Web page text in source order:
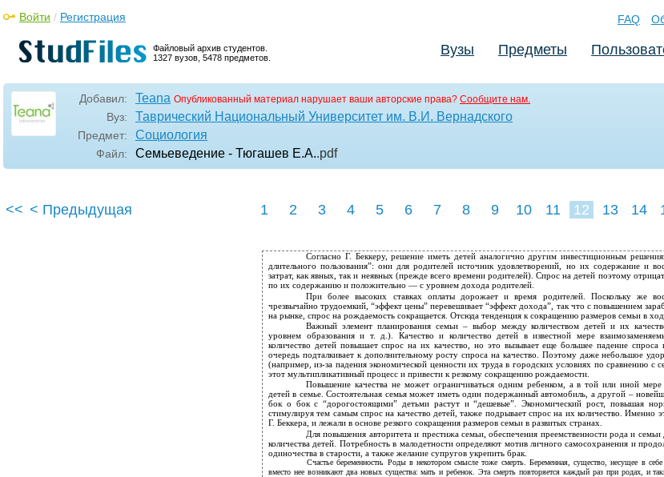
Файловый архив студентов.
1327 вузов, 5478 предметов.
Войти / Регистрация FAQ
Вузы Предметы
Добавил: Teana Опубликованный материал нарушает ваши авторские права? Сообщите нам.
Вуз: Таврический Национальный Университет им. В.И. Вернадского
Предмет: Социология
Файл: Семьеведение - Тюгашев Е.А..pdf
<< < Предыдущая 1 2 3 4 5 6 7 8 9 10 11 12 13 14
Согласно Г. Беккеру, решение иметь детей аналогично другим инвестиционным
длительного пользования”: они для родителей источник удовлетворений, но их содержание и
затрат, как явных, так и неявных (прежде всего времени родителей). Спрос на детей поэтому
по их содержанию и положительно — с уровнем дохода родителей.
При более высоких ставках оплаты дорожает и время родителей. Поскольку же
чрезвычайно трудоемкий, “эффект цены” перевешивает “эффект дохода”, так что с повышением
на рынке, спрос на рождаемость сокращается. Отсюда тенденция к сокращению размеров семьи в
Важный элемент планирования семьи – выбор между количеством детей и их
уровнем образования и т. д.). Качество и количество детей в известной мере
количество детей повышает спрос на их качество, но это вызывает еще большее падение спроса
очередь подталкивает к дополнительному росту спроса на качество. Поэтому даже небольшое
(например, из-за падения экономической ценности их труда в городских условиях по сравнению с
этот мультипликативный процесс и привести к резкому сокращению рождаемости.
Повышение качества не может ограничиваться одним ребенком, а в той или иной мере
детей в семье. Состоятельная семья может иметь один подержанный автомобиль, а другой –
бок о бок с “дорогостоящими” детьми растут и “дешевые”. Экономический рост, повышая
стимулируя тем самым спрос на качество детей, также подрывает спрос на их количество. Именно
Г. Беккера, и лежали в основе резкого сокращения размеров семьи в развитых странах.
Для повышения авторитета и престижа семьи, обеспечения преемственности рода и семьи
количества детей. Потребность в малодетности определяют мотив личного самосохранения и
одиночества в старости, а также желание супругов укрепить брак.
Счастье беременности. Роды в некотором смысле тоже смерть. Беременная, существо, несущее в
вместо нее возникают два новых существа: мать и ребенок. Эта смерть повторяется каждый раз при родах, и